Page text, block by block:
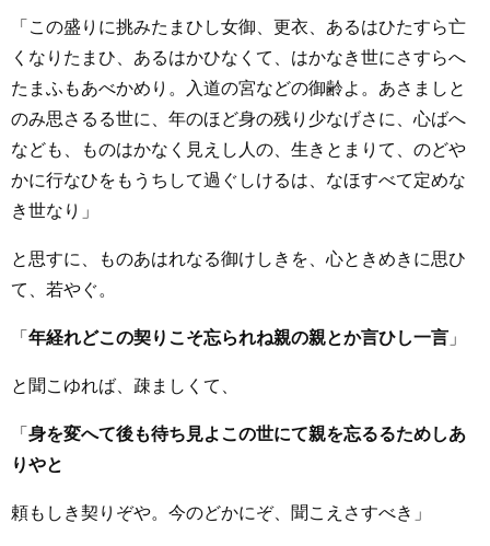
「この盛りに挑みたまひし女御、更衣、あるはひたすら亡
くなりたまひ、あるはかひなくて、はかなき世にさすらへ
たまふもあべかめり。入道の宮などの御齢よ。あさましと
のみ思さるる世に、年のほど身の残り少なげさに、心ばへ
なども、ものはかなく見えし人の、生きとまりて、のどや
かに行なひをもうちして過ぐしけるは、なほすべて定めな
き世なり」
と思すに、ものあはれなる御けしきを、心ときめきに思ひ
て、若やぐ。
「 年経れどこの契りこそ忘られね親の親とか言ひし一言 」
と聞こゆれば、疎ましくて、
「 身を変へて後も待ち見よこの世にて親を忘るるためしあ
りやと
頼もしき契りぞや。今のどかにぞ、聞こえさすべき」